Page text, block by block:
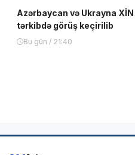
Azərbaycan və Ukrayna
tərkibdə görüş keçirilib
Bu gün / 21:40